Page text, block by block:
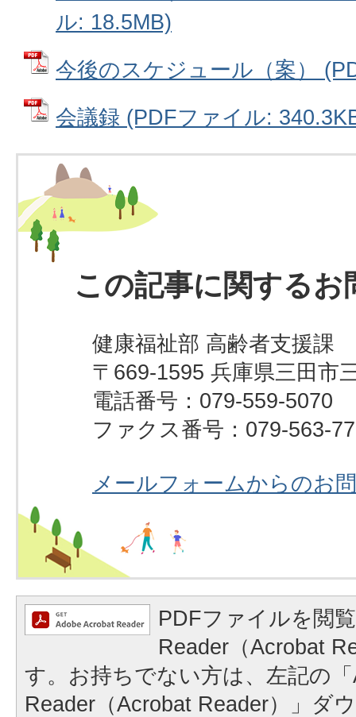
ル: 18.5MB)
今後のスケジュール（案）
会議録 (PDFファイル:
この記事に関するお
健康福祉部 高齢者支援課
〒669-1595 兵庫県三田市
電話番号：079-559-5070
ファクス番号：079-563-
メールフォームからのお
PDFファイルを閲
Reader（Acrobat
す。お持ちでない方は、左記の
Reader（Acrobat Reader）」ダ